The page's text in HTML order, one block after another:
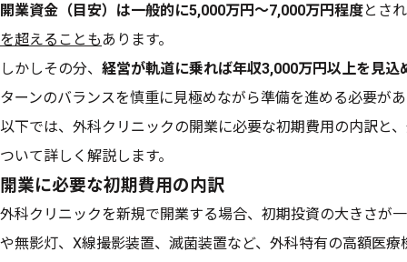
開業資金（目安）は一般的に5,000万円〜7,000万円程度とさ
を超えることもあります。
しかしその分、 経営が軌道に乗れば年収3,000万円以上を見込
ターンのバランスを慎重に見極めながら準備を進める必要が
以下では、外科クリニックの開業に必要な初期費用の内訳と
ついて詳しく解説します。
開業に必要な初期費用の内訳
外科クリニックを新規で開業する場合、初期投資の大きさが
や無影灯、X線撮影装置、滅菌装置など、外科特有の高額医